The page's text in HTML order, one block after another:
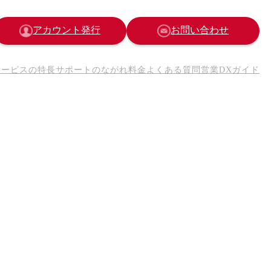
アカウント発行 お問い合わせ
ビスの特長サポートのながれ料金 よくある質問営業DXガイド